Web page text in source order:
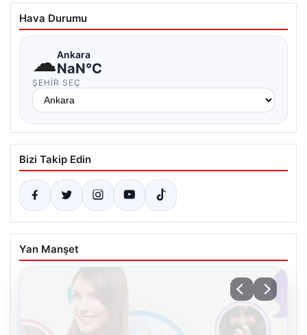
Hava Durumu
☁Ankara
NaN°C
ŞEHIR SEÇ
Bizi Takip Edin
Yan Manşet